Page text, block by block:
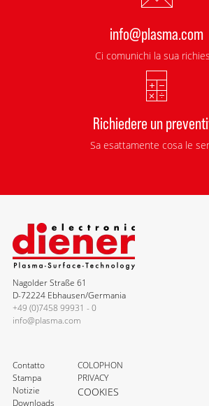
info@plasma.com
Ci comunichi la sua
Richiedere un
Sa esattamente cosa le
Nagolder Straße 61
D-72224 Ebhausen/Germania
+49 (0)7458 99931 - 0
info@plasma.com
Contatto
Stampa
Notizie
Downloads
COLOPHON
PRIVACY
COOKIES